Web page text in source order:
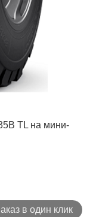
TL на мини-
в один клик